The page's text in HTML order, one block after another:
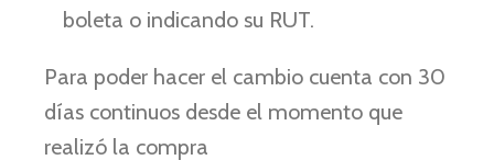
boleta o indicando su RUT.
Para poder hacer el cambio cuenta con 30
días continuos desde el momento que
realizó la compra